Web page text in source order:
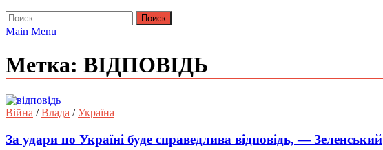
Найти:
Main Menu
Метка: ВІДПОВІДЬ
Війна /Влада /Україна
За удари по Україні буде справедлива відповідь, — Зеленський